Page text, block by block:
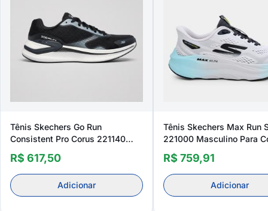
Tênis Skechers Go Run
Consistent Pro Corus 221140
Masculino
R$ 617,50
Adicionar
Tênis Skechers Max Run
221000 Masculino Para
R$ 759,91
Adicionar